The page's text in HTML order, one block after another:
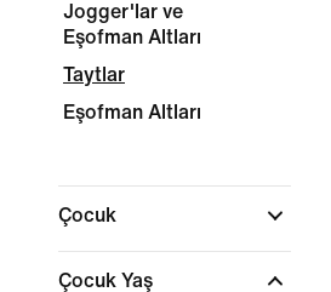
Jogger'lar ve
Eşofman Altları
Taytlar
Eşofman Altları
Çocuk
Çocuk Yaş